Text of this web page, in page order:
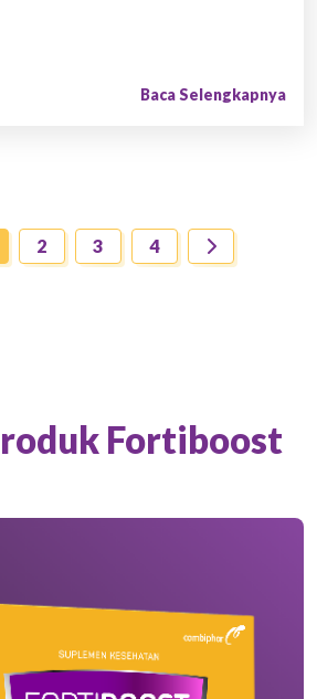
Baca Selengkapnya
2 3 4
Fortiboost